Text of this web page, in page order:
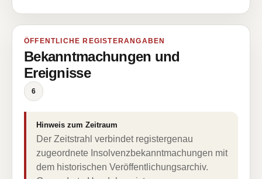
ÖFFENTLICHE REGISTERANGABEN
Bekanntmachungen und
Ereignisse
6
Hinweis zum Zeitraum
Der Zeitstrahl verbindet registergenau
zugeordnete Insolvenzbekanntmachungen mit
dem historischen Veröffentlichungsarchiv.